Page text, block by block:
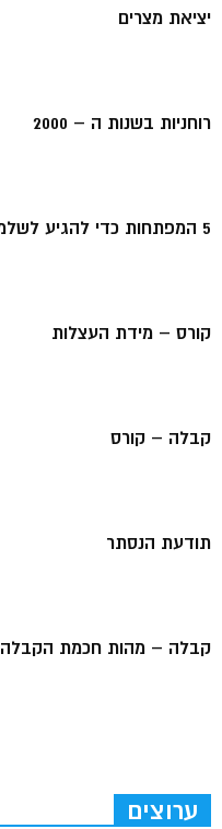
יציאת מצרים
רוחניות בשנות ה – 2000
5 המפתחות כדי להגיע לשלמות
קורס – מידת העצלות
קבלה – קורס
תודעת הנסתר
קבלה – מהות חכמת הקבלה
ערוצים